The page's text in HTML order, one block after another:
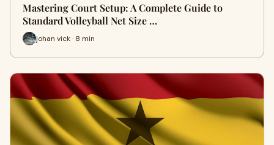
Mastering Court Setup: A Complete Guide to
Standard Volleyball Net Size …
johan vick · 8 min